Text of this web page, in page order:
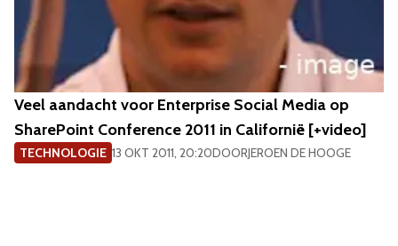
Veel aandacht voor Enterprise Social Media op
SharePoint Conference 2011 in Californië [+video]
TECHNOLOGIE 13 OKT 2011, 20:20DOORJEROEN DE HOOGE